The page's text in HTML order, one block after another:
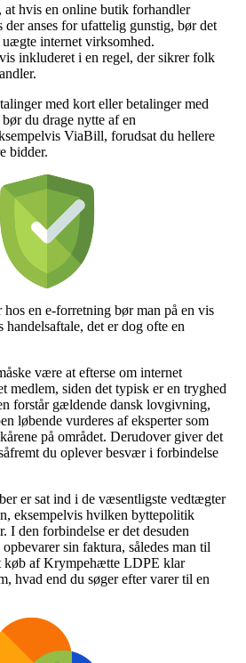
hvis en online butik forhandler
der anses for ufattelig gunstig, bør det
internet virksomhed.
inkluderet i en regel, der sikrer folk
med kort eller betalinger med
du drage nytte af en
ViaBill, forudsat du hellere
bidder.
en e-forretning bør man på en vis
handelsaftale, det er dog ofte en
være at efterse om internet
medlem, siden det typisk er en tryghed
forstår gældende dansk lovgivning,
løbende vurderes af eksperter som
på området. Derudover giver det
du oplever besvær i forbindelse
er sat ind i de væsentligste vedtægter
eksempelvis hvilken byttepolitik
I den forbindelse er det desuden
sin faktura, således man til
køb af Krympehætte LDPE klar
hvad end du søger efter varer til en